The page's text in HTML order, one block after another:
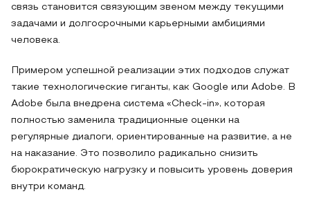
связь становится связующим звеном между текущими
задачами и долгосрочными карьерными амбициями
человека.
Примером успешной реализации этих подходов служат
такие технологические гиганты, как Google или Adobe. В
Adobe была внедрена система «Check-in», которая
полностью заменила традиционные оценки на
регулярные диалоги, ориентированные на развитие, а не
на наказание. Это позволило радикально снизить
бюрократическую нагрузку и повысить уровень доверия
внутри команд.